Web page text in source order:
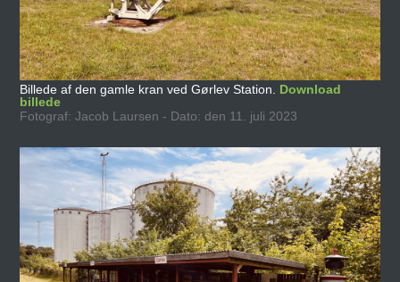
Billede af den gamle kran ved Gørlev Station. Download
billede
Fotograf: Jacob Laursen - Dato: den 11. juli 2023